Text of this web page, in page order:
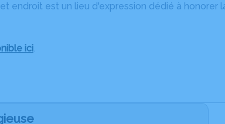
endroit est un lieu d'expression dédié à honorer
ici.